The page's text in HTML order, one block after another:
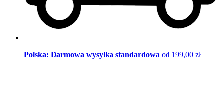
Polska: Darmowa wysyłka standardowa od 199,00 zł